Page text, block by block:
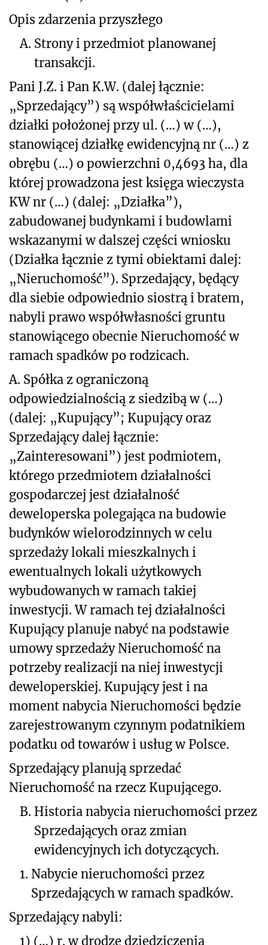
Opis zdarzenia przyszłego
A. Strony i przedmiot planowanej
transakcji.
Pani J.Z. i Pan K.W. (dalej łącznie:
„Sprzedający”) są współwłaścicielami
działki położonej przy ul. (…) w (…),
stanowiącej działkę ewidencyjną nr (…) z
obrębu (…) o powierzchni 0,4693 ha, dla
której prowadzona jest księga wieczysta
KW nr (…) (dalej: „Działka”),
zabudowanej budynkami i budowlami
wskazanymi w dalszej części wniosku
(Działka łącznie z tymi obiektami dalej:
„Nieruchomość”). Sprzedający, będący
dla siebie odpowiednio siostrą i bratem,
nabyli prawo współwłasności gruntu
stanowiącego obecnie Nieruchomość w
ramach spadków po rodzicach.
A. Spółka z ograniczoną
odpowiedzialnością z siedzibą w (…)
(dalej: „Kupujący”; Kupujący oraz
Sprzedający dalej łącznie:
„Zainteresowani”) jest podmiotem,
którego przedmiotem działalności
gospodarczej jest działalność
deweloperska polegająca na budowie
budynków wielorodzinnych w celu
sprzedaży lokali mieszkalnych i
ewentualnych lokali użytkowych
wybudowanych w ramach takiej
inwestycji. W ramach tej działalności
Kupujący planuje nabyć na podstawie
umowy sprzedaży Nieruchomość na
potrzeby realizacji na niej inwestycji
deweloperskiej. Kupujący jest i na
moment nabycia Nieruchomości będzie
zarejestrowanym czynnym podatnikiem
podatku od towarów i usług w Polsce.
Sprzedający planują sprzedać
Nieruchomość na rzecz Kupującego.
B. Historia nabycia nieruchomości przez
Sprzedających oraz zmian
ewidencyjnych ich dotyczących.
1. Nabycie nieruchomości przez
Sprzedających w ramach spadków.
Sprzedający nabyli:
1) (…) r. w drodze dziedziczenia